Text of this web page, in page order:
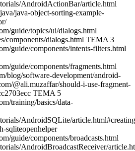
AndroidActionBar/article.html
java-object-sorting-example-
guide/topics/ui/dialogs.html
components/dialogs.html TEMA 3
guide/components/intents-filters.html
guide/components/fragments.html
blog/software-development/android-
@ali.muzaffar/should-i-use-fragment-
TEMA 5
training/basics/data-
AndroidSQLite/
sqliteopenhelper
guide/components/broadcasts.html
AndroidBroadcastReceiver/